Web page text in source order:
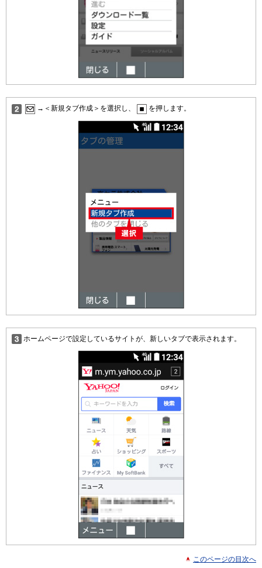
→＜新規タブ作成＞を選択し、 を押します。
ホームページで設定しているサイトが、新しいタブで表示されます。
このページの目次へ